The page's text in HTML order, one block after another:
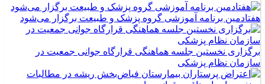
هفتادمین برنامه آموزشی گروه پزشک و طبیعت برگزار می‌شود
برگزاری نخستین جلسه هماهنگی قرارگاه جوانی جمعیت در
سازمان نظام پزشکی